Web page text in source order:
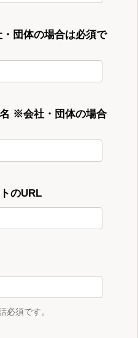
団体の場合は必須で
※会社・団体の場合
のURL
必須です。